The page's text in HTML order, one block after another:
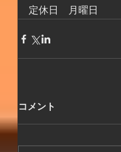
定休日　月曜日
コメント